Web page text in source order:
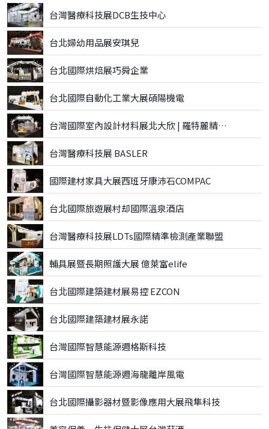
台灣醫療科技展DCB生技中心
台北婦幼用品展安琪兒
台北國際烘焙展巧舜企業
台北國際自動化工業大展碩陽機電
台灣國際室內設計材料展北大欣 | 羅特麗精品磁磚
台灣醫療科技展 BASLER
國際建材家具大展西班牙康沛石COMPAC
台北國際旅遊展村却國際溫泉酒店
台灣醫療科技展LDTs國際精準檢測產業聯盟
輔具展暨長期照護大展 億萊富elife
台北國際建築建材展易控 EZCON
台北國際建築建材展永諾
台灣國際智慧能源週格斯科技
台灣國際智慧能源週海龍離岸風電
台北國際攝影器材暨影像應用大展飛隼科技